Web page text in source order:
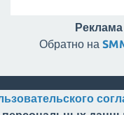
Реклама
Обратно на